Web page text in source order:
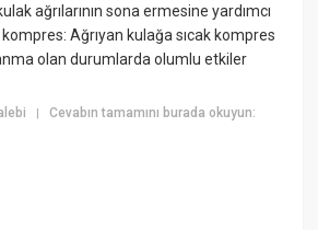
ağrılarının sona ermesine yardımcı
kompres: Ağrıyan kulağa sıcak kompres
olan durumlarda olumlu etkiler
|Cevabın tamamını burada okuyun: